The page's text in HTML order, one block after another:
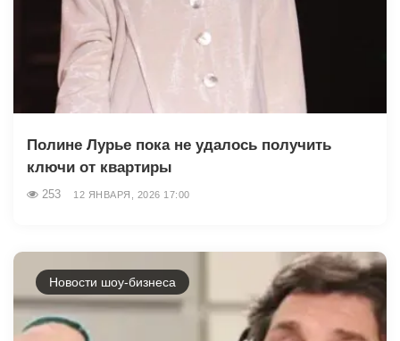
Полине Лурье пока не удалось получить
ключи от квартиры
253 12 ЯНВАРЯ, 2026 17:00
Новости шоу-бизнеса